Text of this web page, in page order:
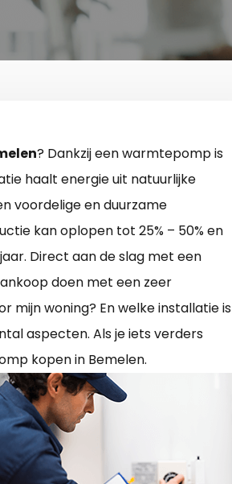
? Dankzij een warmtepomp is
haalt energie uit natuurlijke
voordelige en duurzame
kan oplopen tot 25% – 50% en
Direct aan de slag met een
doen met een zeer
mijn woning? En welke installatie is
aspecten. Als je iets verders
kopen in Bemelen.